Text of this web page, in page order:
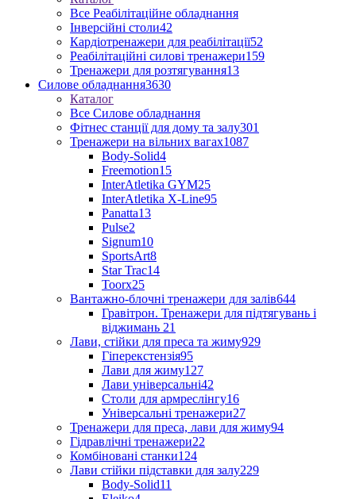
Все Реабілітаційне обладнання
Інверсійні столи42
Кардіотренажери для реабілітації52
Реабілітаційні силові тренажери159
Тренажери для розтягування13
Силове обладнання3630
Каталог
Все Силове обладнання
Фітнес станції для дому та залу301
Тренажери на вільних вагах1087
Body-Solid4
Freemotion15
InterAtletika GYM25
InterAtletika X-Line95
Panatta13
Pulse2
Signum10
SportsArt8
Star Trac14
Toorx25
Вантажно-блочні тренажери для залів644
Гравітрон. Тренажери для підтягувань і
віджимань 21
Лави, стійки для преса та жиму929
Гіперекстензія95
Лави для жиму127
Лави універсальні42
Столи для армреслінгу16
Універсальні тренажери27
Тренажери для преса, лави для жиму94
Гідравлічні тренажери22
Комбіновані станки124
Лави стійки підставки для залу229
Body-Solid11